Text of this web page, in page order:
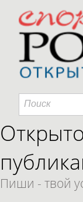
Пиши - твой